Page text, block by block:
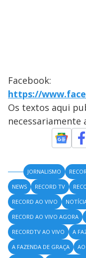
Facebook:
https://
Os textos aqui
necessariamente
JORNALISMO
NEWS
RECORD TV
RECORD AO VIVO
RECORD AO VIVO AGORA
RECORDTV AO VIVO
A
A FAZENDA DE GRAÇA